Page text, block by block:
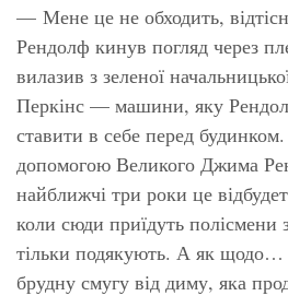
— Мене це не обходить,
Рендолф кинув погляд через
вилазив з зеленої
Перкінс — машини, яку
ставити в себе перед
допомогою Великого Джима
найближчі три роки це
коли сюди приїдуть полісмени
тільки подякують. А як
брудну смугу від диму, яка